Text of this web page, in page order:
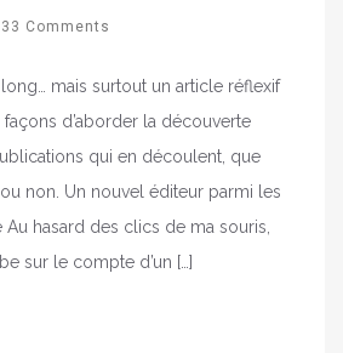
33 Comments
mais surtout un article réflexif
d’aborder la découverte
qui en découlent, que
non. Un nouvel éditeur parmi les
hasard des clics de ma souris,
sur le compte d’un […]